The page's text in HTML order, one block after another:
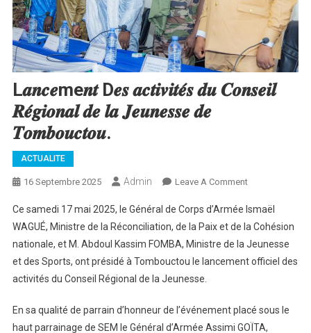
L𝒂𝒏𝒄𝒆me𝒏𝒕 D𝒆𝒔 𝒂𝒄𝒕𝒊𝒗𝒊𝒕𝒆́𝒔 𝒅𝒖 𝑪𝒐𝒏𝒔𝒆𝒊𝒍
𝑹𝒆́𝒈𝒊𝒐𝒏𝒂𝒍 𝒅𝒆 𝒍𝒂 𝑱𝒆𝒖𝒏𝒆𝒔𝒔𝒆 𝒅𝒆
𝑻𝒐𝒎𝒃𝒐𝒖𝒄𝒕𝒐𝒖.
ACTUALITE
16 Septembre 2025 Admin Leave A CommentOn
D𝒆𝒔
𝒂𝒄𝒕𝒊𝒗𝒊𝒕𝒆́𝒔
𝒅𝒖
𝑪𝒐𝒏𝒔𝒆𝒊𝒍
𝒍𝒂
𝑱𝒆𝒖𝒏𝒆𝒔𝒔𝒆
Ce samedi 17 mai 2025, le Général de Corps d’Armée Ismaël
WAGUÉ, Ministre de la Réconciliation, de la Paix et de la Cohésion
nationale, et M. Abdoul Kassim FOMBA, Ministre de la Jeunesse
et des Sports, ont présidé à Tombouctou le lancement officiel des
activités du Conseil Régional de la Jeunesse.
En sa qualité de parrain d’honneur de l’événement placé sous le
haut parrainage de SEM le Général d’Armée Assimi GOÏTA,